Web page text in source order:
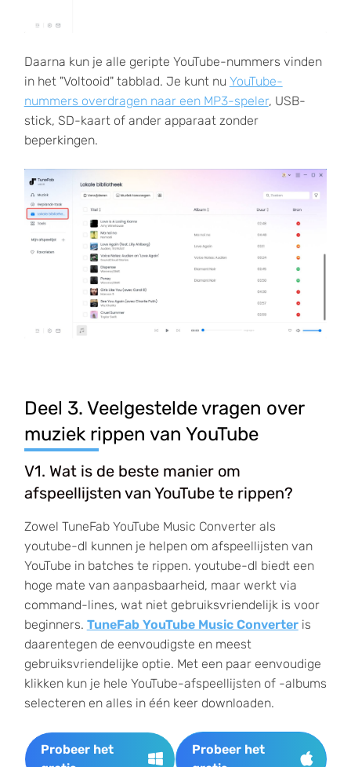
Daarna kun je alle geripte YouTube-nummers vinden
in het "Voltooid" tabblad. Je kunt nu YouTube-
nummers overdragen naar een MP3-speler, USB-
stick, SD-kaart of ander apparaat zonder
beperkingen.
Deel 3. Veelgestelde vragen over
muziek rippen van YouTube
V1. Wat is de beste manier om
afspeellijsten van YouTube te rippen?
Zowel TuneFab YouTube Music Converter als
youtube-dl kunnen je helpen om afspeellijsten van
YouTube in batches te rippen. youtube-dl biedt een
hoge mate van aanpasbaarheid, maar werkt via
command-lines, wat niet gebruiksvriendelijk is voor
beginners. TuneFab YouTube Music Converteris
daarentegen de eenvoudigste en meest
gebruiksvriendelijke optie. Met een paar eenvoudige
klikken kun je hele YouTube-afspeellijsten of -albums
selecteren en alles in één keer downloaden.
Probeer het
Probeer het